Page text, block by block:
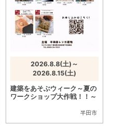
半田市
2026.8.8(土)～
2026.8.15(土)
建築をあそぶウィーク～夏の
ワークショップ大作戦！！～